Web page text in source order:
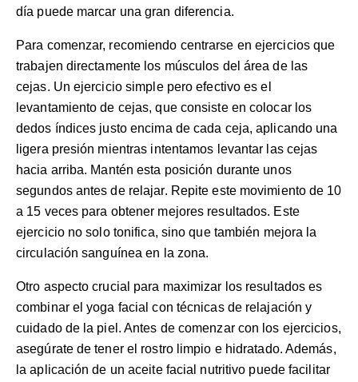
día puede marcar una gran diferencia.
Para comenzar, recomiendo centrarse en ejercicios que
trabajen directamente los músculos del área de las
cejas. Un ejercicio simple pero efectivo es el
levantamiento de cejas, que consiste en colocar los
dedos índices justo encima de cada ceja, aplicando una
ligera presión mientras intentamos levantar las cejas
hacia arriba. Mantén esta posición durante unos
segundos antes de relajar. Repite este movimiento de 10
a 15 veces para obtener mejores resultados. Este
ejercicio no solo tonifica, sino que también mejora la
circulación sanguínea en la zona.
Otro aspecto crucial para maximizar los resultados es
combinar el yoga facial con técnicas de relajación y
cuidado de la piel. Antes de comenzar con los ejercicios,
asegúrate de tener el rostro limpio e hidratado. Además,
la aplicación de un aceite facial nutritivo puede facilitar